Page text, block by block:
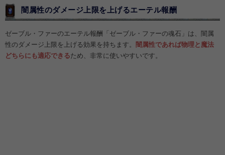
闇属性のダメージ上限を上げるエーテル報酬
ゼーブル・ファーのエーテル報酬「ゼーブル・ファーの魂石」は、闇属
性のダメージ上限を上げる効果を持ちます。
闇属性であれば物理と魔法
どちらにも適応できるため、非常に使いやすいです。